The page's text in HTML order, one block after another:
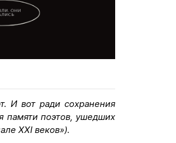
И вот ради сохранения
памяти поэтов, ушедших
XXI веков»).